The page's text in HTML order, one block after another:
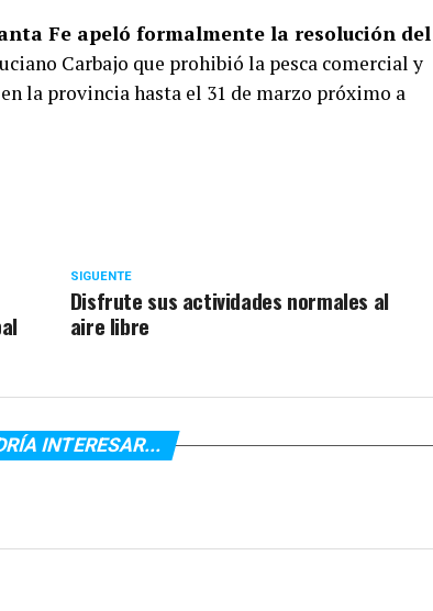
Fe apeló formalmente la resolución del
Carbajo que prohibió la pesca comercial y
la provincia hasta el 31 de marzo próximo a
SIGUENTE
Disfrute sus actividades normales al
aire libre
INTERESAR...